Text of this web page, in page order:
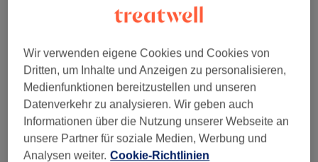
Wimpernverlängerungen (4)
Gesichtsbehandlungen ( 7) ab 20 €
Permanent Make-Up (7 ) ab 60 €
Wir verwenden eigene Cookies und Cookies von
Dritten, um Inhalte und Anzeigen zu personalisieren,
Medienfunktionen bereitzustellen und unseren
Datenverkehr zu analysieren. Wir geben auch
Informationen über die Nutzung unserer Webseite an
unsere Partner für soziale Medien, Werbung und
Analysen weiter. Cookie-Richtlinien